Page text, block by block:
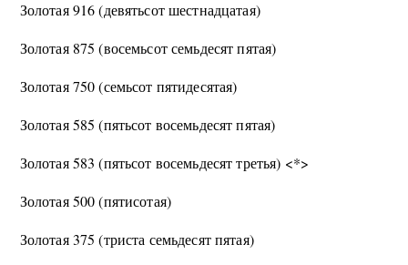
Золотая 916 (девятьсот шестнадцатая)
Золотая 875 (восемьсот семьдесят пятая)
Золотая 750 (семьсот пятидесятая)
Золотая 585 (пятьсот восемьдесят пятая)
Золотая 583 (пятьсот восемьдесят третья) <*>
Золотая 500 (пятисотая)
Золотая 375 (триста семьдесят пятая)